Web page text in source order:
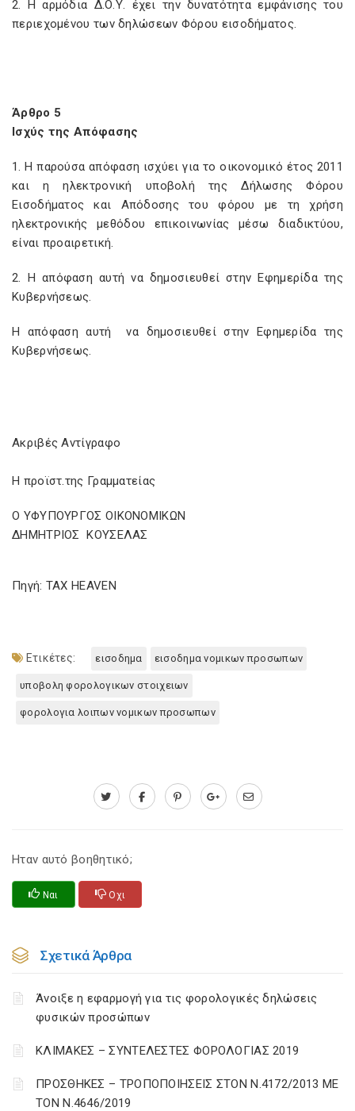
2. Η αρμόδια Δ.Ο.Υ. έχει την δυνατότητα εμφάνισης του
περιεχομένου των δηλώσεων Φόρου εισοδήματος.
Άρθρο 5
Ισχύς της Απόφασης
1. Η παρούσα απόφαση ισχύει για το οικονομικό έτος 2011
και η ηλεκτρονική υποβολή της Δήλωσης Φόρου
Εισοδήματος και Απόδοσης του φόρου με τη χρήση
ηλεκτρονικής μεθόδου επικοινωνίας μέσω διαδικτύου,
είναι προαιρετική.
2. Η απόφαση αυτή να δημοσιευθεί στην Εφημερίδα της
Κυβερνήσεως.
Η απόφαση αυτή να δημοσιευθεί στην Εφημερίδα της
Κυβερνήσεως.
Ακριβές Αντίγραφο
Η προϊστ.της Γραμματείας
Ο ΥΦΥΠΟΥΡΓΟΣ ΟΙΚΟΝΟΜΙΚΩΝ
ΔΗΜΗΤΡΙΟΣ ΚΟΥΣΕΛΑΣ
Πηγή: TAX HEAVEN
Ετικέτες: εισοδημα εισοδημα νομικων προσωπων
υποβολη φορολογικων στοιχειων
φορολογια λοιπων νομικων προσωπων
Ηταν αυτό βοηθητικό;
Ναι Οχι
Σχετικά Άρθρα
Άνοιξε η εφαρμογή για τις φορολογικές δηλώσεις
φυσικών προσώπων
ΚΛΙΜΑΚΕΣ – ΣΥΝΤΕΛΕΣΤΕΣ ΦΟΡΟΛΟΓΙΑΣ 2019
ΠΡΟΣΘΗΚΕΣ – ΤΡΟΠΟΠΟΙΗΣΕΙΣ ΣΤΟΝ Ν.4172/2013 ΜΕ
ΤΟΝ Ν.4646/2019